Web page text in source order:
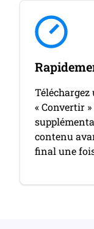
« Convertir
contenu
final une